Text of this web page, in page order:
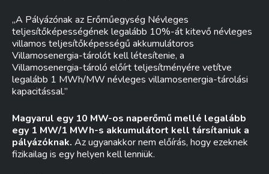
„A Pályázónak az Erőműegység Névleges
teljesítőképességének legalább 10%-át kitevő névleges
villamos teljesítőképességű akkumulátoros
Villamosenergia-tárolót kell létesítenie, a
Villamosenergia-tároló előírt teljesítményére vetítve
legalább 1 MWh/MW névleges villamosenergia-tárolási
kapacitással.”
Magyarul egy 10 MW-os naperőmű mellé legalább
egy 1 MW/1 MWh-s akkumulátort kell társítaniuk a
pályázóknak. Az ugyanakkor nem előírás, hogy ezeknek
fizikailag is egy helyen kell lenniük.